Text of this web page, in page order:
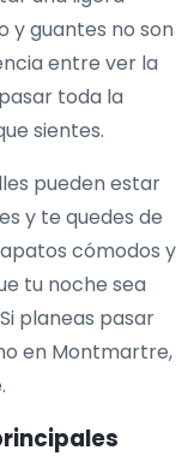
y guantes no son
entre ver la
toda la
sientes.
pueden estar
y te quedes de
cómodos y
tu noche sea
planeas pasar
en Montmartre,